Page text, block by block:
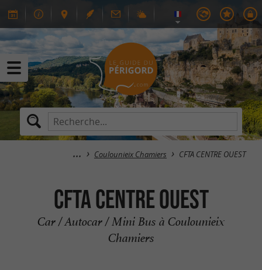
Coulounieix Chamiers CFTA CENTRE OUEST
CFTA CENTRE OUEST
Car / Autocar / Mini Bus à Coulounieix
Chamiers